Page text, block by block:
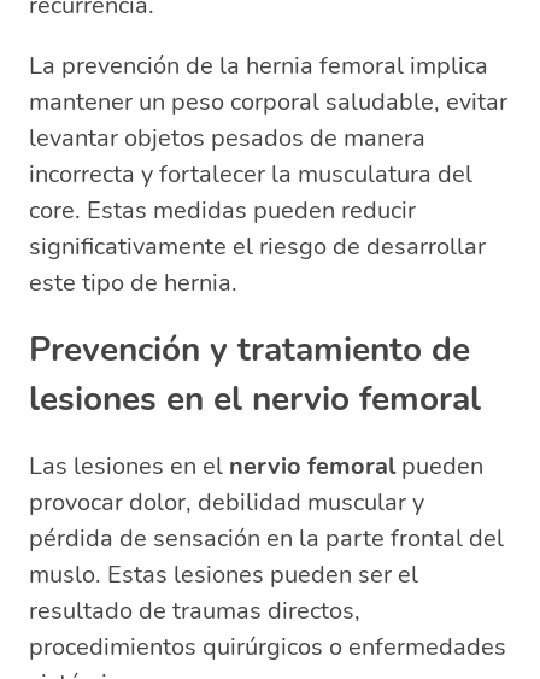
La prevención de la hernia femoral implica
mantener un peso corporal saludable, evitar
levantar objetos pesados de manera
incorrecta y fortalecer la musculatura del
core. Estas medidas pueden reducir
significativamente el riesgo de desarrollar
este tipo de hernia.
Prevención y tratamiento de
lesiones en el nervio femoral
Las lesiones en el nervio femoralpueden
provocar dolor, debilidad muscular y
pérdida de sensación en la parte frontal del
muslo. Estas lesiones pueden ser el
resultado de traumas directos,
procedimientos quirúrgicos o enfermedades